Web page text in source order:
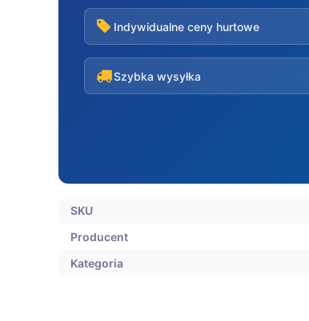
Indywidualne ceny hurtowe
Szybka wysyłka
SKU
Producent
Kategoria